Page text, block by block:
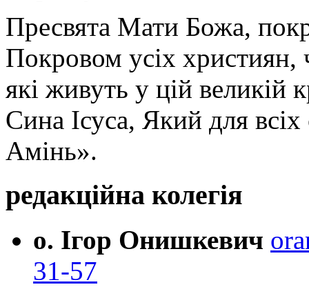
Пресвята Мати Божа,
Покровом усіх християн,
які живуть у цій великій
Сина Ісуса, Який для
Амінь».
редакційна колегія
о. Ігор Онишкевич
31-57